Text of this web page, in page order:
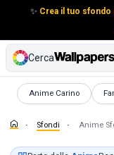
✨ Crea il tuo
Cerca
Anime Carino
Sfondi
Sfondi Anime